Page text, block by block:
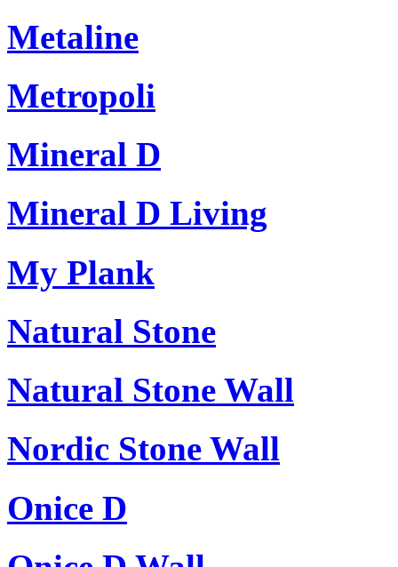
Metaline
Metropoli
Mineral D
Mineral D Living
My Plank
Natural Stone
Natural Stone Wall
Nordic Stone Wall
Onice D